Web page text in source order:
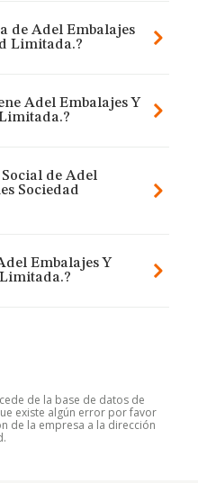
de Adel Embalajes
Limitada.?
Adel Embalajes Y
de Adel
Sociedad
Embalajes Y
de la base de datos de
existe algún error por favor
de la empresa a la dirección